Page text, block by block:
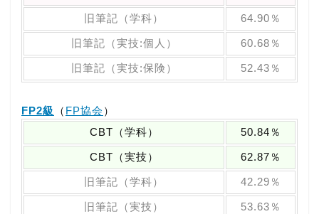
旧筆記（学科） 64.90％
旧筆記（実技:個人） 60.68％
旧筆記（実技:保険） 52.43％
FP2級 （ FP協会 ）
CBT（学科）
50.84％
CBT（実技） 62.87％
旧筆記（学科） 42.29％
旧筆記（実技） 53.63％